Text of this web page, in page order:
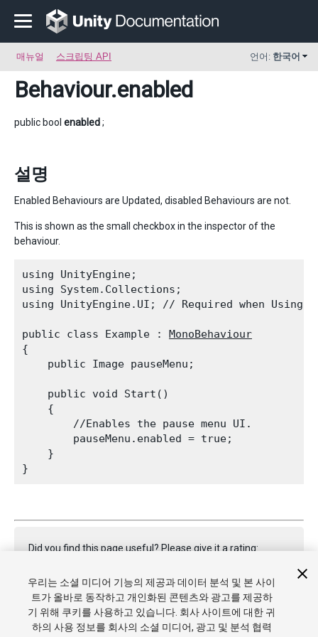
매뉴얼 스크립팅 API 언어: 한국어
Behaviour.enabled
public bool enabled;
설명
Enabled Behaviours are Updated, disabled Behaviours are not.
This is shown as the small checkbox in the inspector of the
behaviour.
using UnityEngine;
using System.Collections;
using UnityEngine.UI; // Required when Using
public class Example : MonoBehaviour
{
    public Image pauseMenu;
    public void Start()
    {
        //Enables the pause menu UI.
        pauseMenu.enabled = true;
    }
Did you find this page useful? Please give it a rating:
Report a problem on this page
우리는 소셜 미디어 기능의 제공과 데이터 분석 및 본 사이
트가 올바로 동작하고 개인화된 콘텐츠와 광고를 제공하
기 위해 쿠키를 사용하고 있습니다. 회사 사이트에 대한 귀
하의 사용 정보를 회사의 소셜 미디어, 광고 및 분석 협력